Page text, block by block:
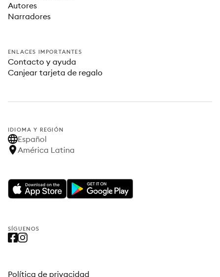
Autores
Narradores
ENLACES IMPORTANTES
Contacto y ayuda
Canjear tarjeta de regalo
IDIOMA Y REGIÓN
Español
América Latina
SÍGUENOS
Política de privacidad